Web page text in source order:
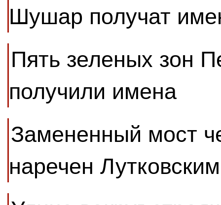
Шушар получат
Пять зеленых зон
получили имена
Замененный мост
наречен Лутковским